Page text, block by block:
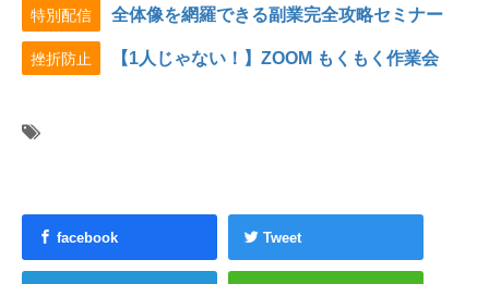
特別配信 全体像を網羅できる副業完全攻略セミナー
挫折防止 【1人じゃない！】ZOOM もくもく作業会
facebook Tweet